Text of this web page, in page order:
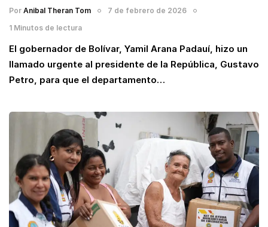
Por Anibal Theran Tom
7 de febrero de 2026
1 Minutos de lectura
El gobernador de Bolívar, Yamil Arana Padauí, hizo un
llamado urgente al presidente de la República, Gustavo
Petro, para que el departamento…